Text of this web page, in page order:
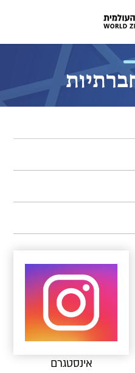
אינסטגרם